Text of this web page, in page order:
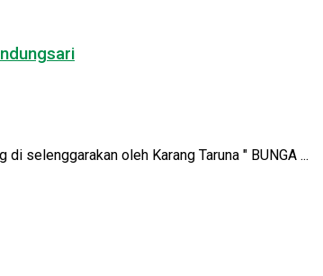
selenggarakan oleh Karang Taruna " BUNGA ...